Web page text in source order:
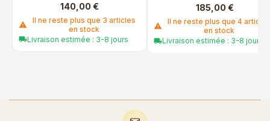
140,00 €
warning
Il ne reste plus que 3 articles
en stock
local_shippingLivraison estimée : 3-8 jours
185,00 €
warning
Il ne reste plus que 4
en stock
local_shippingLivraison estimée : 3-8 jours